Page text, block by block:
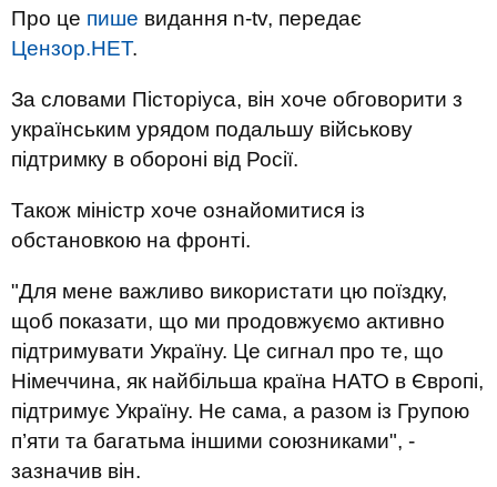
Про це пише видання n-tv, передає
Цензор.НЕТ.
За словами Пісторіуса, він хоче обговорити з
українським урядом подальшу військову
підтримку в обороні від Росії.
Також міністр хоче ознайомитися із
обстановкою на фронті.
"Для мене важливо використати цю поїздку,
щоб показати, що ми продовжуємо активно
підтримувати Україну. Це сигнал про те, що
Німеччина, як найбільша країна НАТО в Європі,
підтримує Україну. Не сама, а разом із Групою
п’яти та багатьма іншими союзниками", -
зазначив він.